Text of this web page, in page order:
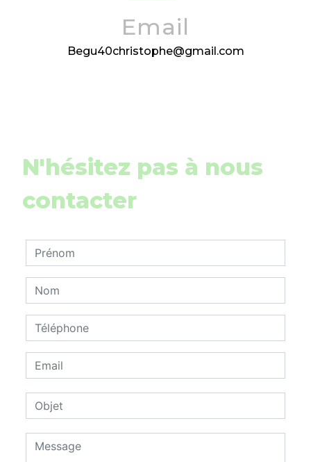
Email
begu40christophe@gmail.com
N'hésitez pas à nous
contacter